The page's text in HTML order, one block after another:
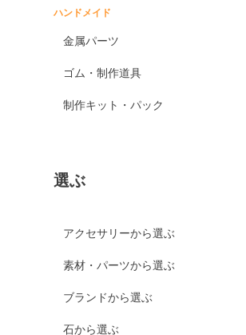
ハンドメイド
金属パーツ
ゴム・制作道具
制作キット・パック
選ぶ
アクセサリーから選ぶ
素材・パーツから選ぶ
ブランドから選ぶ
石から選ぶ